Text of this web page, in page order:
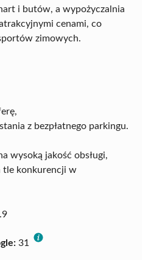
i butów, a wypożyczalnia
cenami, co
zimowych.
z bezpłatnego parkingu.
wysoką jakość obsługi,
tle konkurencji w
31